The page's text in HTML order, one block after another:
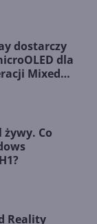
dostarczy
dla
Mixed
Co
Reality